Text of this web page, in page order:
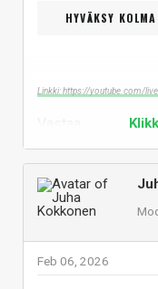
HYVÄKSY
Linkki: https://youtube.com/
Feb 06, 2026